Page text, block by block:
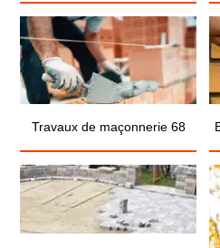
Travaux de maçonnerie 68